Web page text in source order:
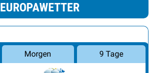
EUROPAWETTER
Morgen 9 Tage